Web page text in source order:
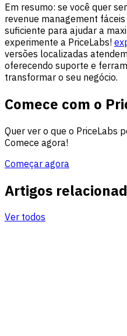
Em resumo: se você quer
revenue management
suficiente para ajudar a
experimente a PriceLabs!
versões localizadas
oferecendo suporte e
transformar o seu negócio.
Comece com o
Quer ver o que o PriceLabs
Comece agora!
Começar agora
Artigos
Ver todos